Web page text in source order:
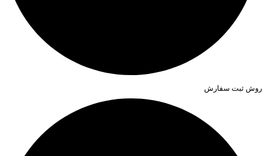
روش ثبت سفارش